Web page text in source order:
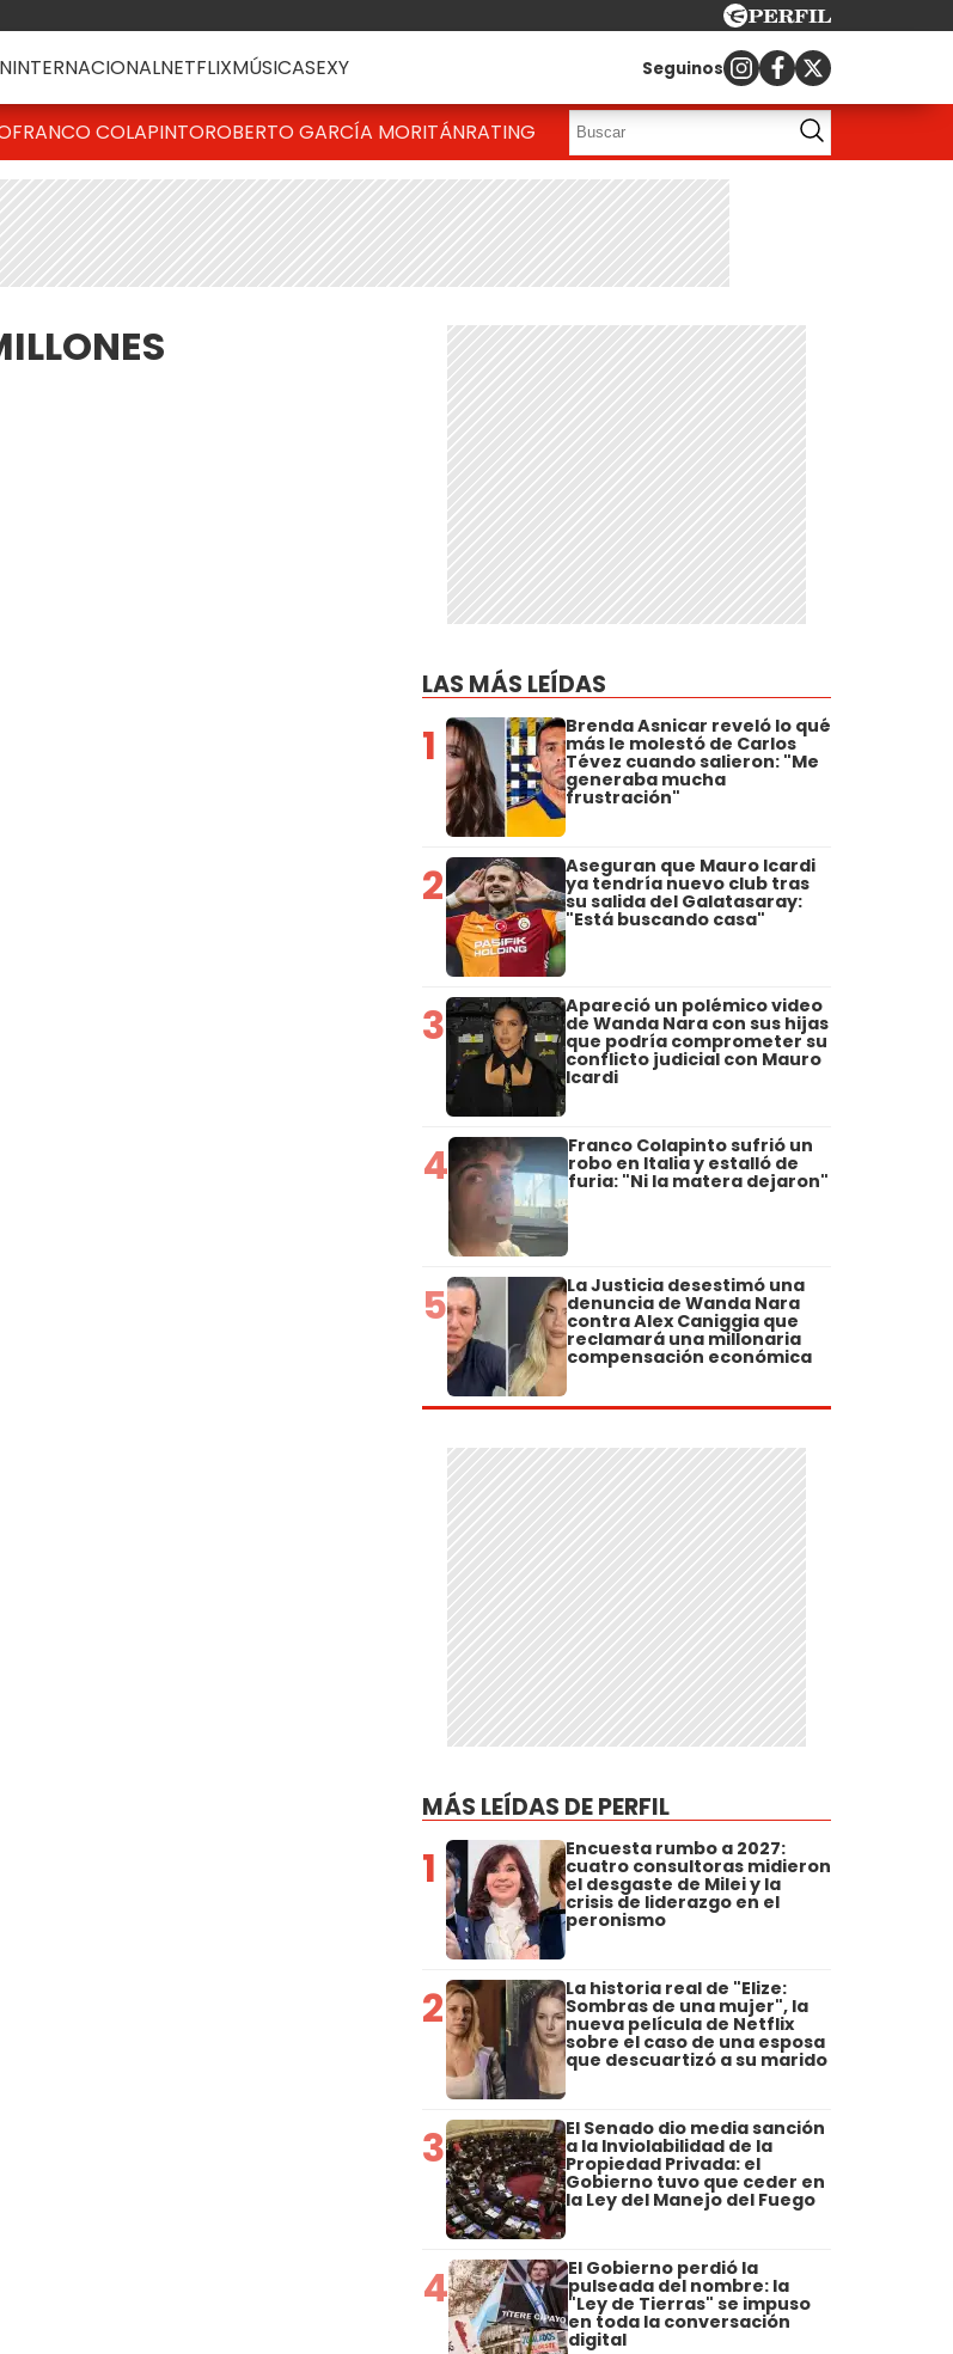
INTERNACIONALNETFLIXMÚSICASEXY Seguinos
FRANCO COLAPINTOROBERTO GARCÍA MORITÁNRATING
LAS MÁS LEÍDAS
1 Brenda Asnicar reveló lo qué
más le molestó de Carlos
Tévez cuando salieron: "Me
generaba mucha
frustración"
2 Aseguran que Mauro Icardi
ya tendría nuevo club tras
su salida del Galatasaray:
"Está buscando casa"
3 Apareció un polémico video
de Wanda Nara con sus hijas
que podría comprometer su
conflicto judicial con Mauro
Icardi
4 Franco Colapinto sufrió un
robo en Italia y estalló de
furia: "Ni la matera dejaron"
5 La Justicia desestimó una
denuncia de Wanda Nara
contra Alex Caniggia que
reclamará una millonaria
compensación económica
MÁS LEÍDAS DE PERFIL
1 Encuesta rumbo a 2027:
cuatro consultoras midieron
el desgaste de Milei y la
crisis de liderazgo en el
peronismo
2 La historia real de "Elize:
Sombras de una mujer", la
nueva película de Netflix
sobre el caso de una esposa
que descuartizó a su marido
3 El Senado dio media sanción
a la Inviolabilidad de la
Propiedad Privada: el
Gobierno tuvo que ceder en
la Ley del Manejo del Fuego
4 El Gobierno perdió la
pulseada del nombre: la
"Ley de Tierras" se impuso
en toda la conversación
digital